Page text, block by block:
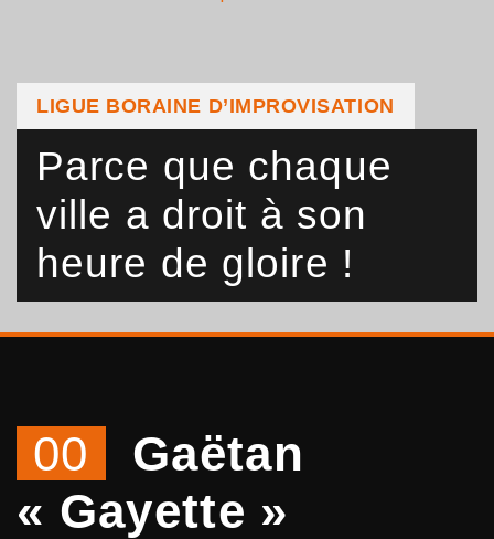
LIGUE BORAINE D’IMPROVISATION
Parce que chaque
ville a droit à son
heure de gloire !
00
Gaëtan
« Gayette »